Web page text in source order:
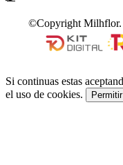
©Copyright Milhflor.
Si continuas estas
el uso de cookies.
Permitir